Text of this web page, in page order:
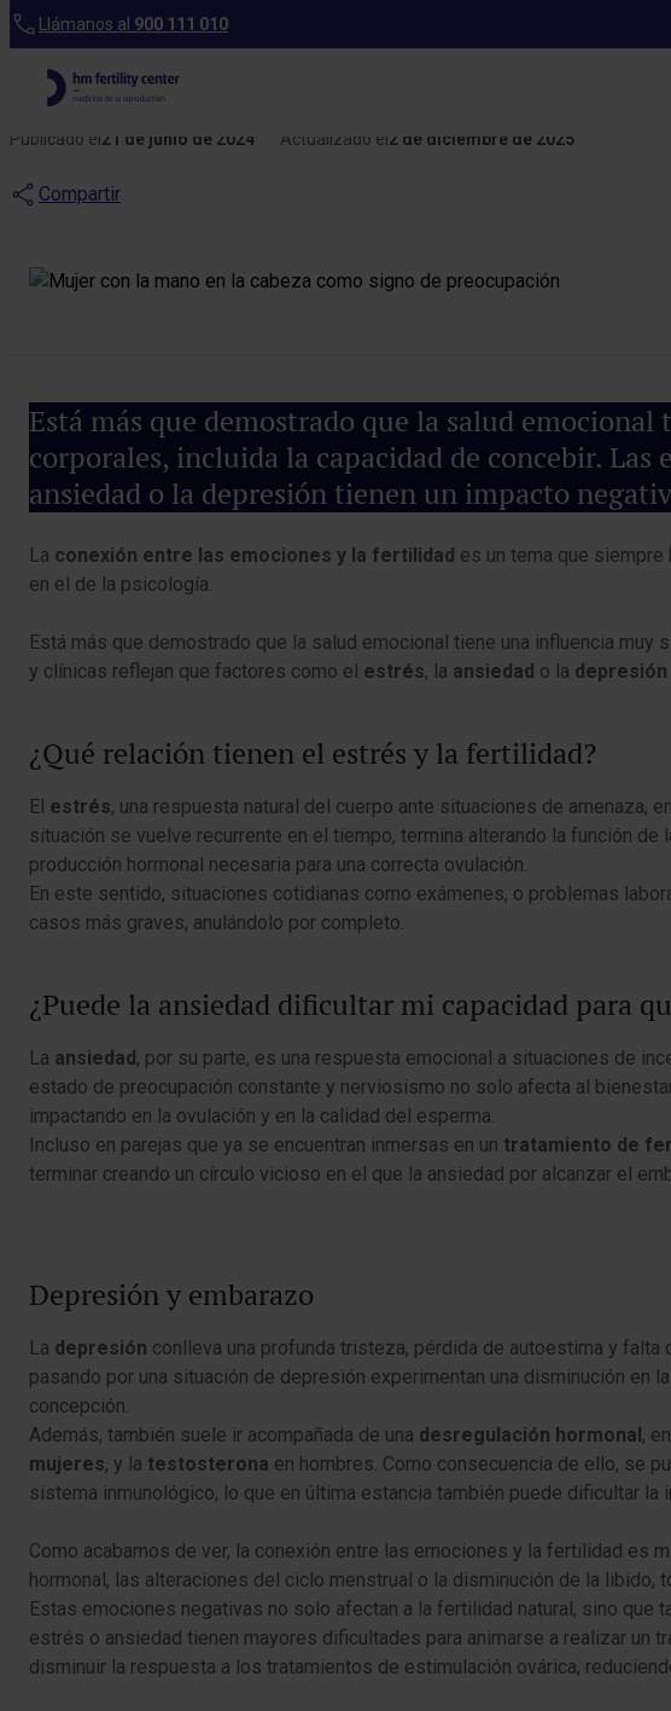
Llámanos al 900 111 010
Blog
¿Cómo afectan las
Publicado el21 de junio de 2024 Actualizado el2 de diciembre de 2025
Compartir
Está más que demostrado que la salud
corporales, incluida la capacidad de concebir.
ansiedad o la depresión tienen un impacto
La conexión entre las emociones y la fertilidad es un tema que
en el de la psicología.
Está más que demostrado que la salud emocional tiene una influencia
y clínicas reflejan que factores como el estrés, la ansiedad o la depresión
¿Qué relación tienen el estrés y la fertilidad?
El estrés, una respuesta natural del cuerpo ante situaciones de amenaza,
situación se vuelve recurrente en el tiempo, termina alterando la función
producción hormonal necesaria para una correcta ovulación.
En este sentido, situaciones cotidianas como exámenes, o problemas
casos más graves, anulándolo por completo.
¿Puede la ansiedad dificultar mi capacidad para
La ansiedad , por su parte, es una respuesta emocional a situaciones de
estado de preocupación constante y nerviosismo no solo afecta al
impactando en la ovulación y en la calidad del esperma.
Incluso en parejas que ya se encuentran inmersas en un tratamiento de
terminar creando un círculo vicioso en el que la ansiedad por alcanzar el
Depresión y embarazo
La depresión conlleva una profunda tristeza, pérdida de autoestima y
pasando por una situación de depresión experimentan una disminución
concepción.
Además, también suele ir acompañada de una desregulación hormonal ,
mujeres, y la testosterona en hombres. Como consecuencia de ello, se
sistema inmunológico, lo que en última estancia también puede dificultar
Como acabamos de ver, la conexión entre las emociones y la fertilidad
hormonal, las alteraciones del ciclo menstrual o la disminución de la
Estas emociones negativas no solo afectan a la fertilidad natural, sino que
estrés o ansiedad tienen mayores dificultades para animarse a realizar un
disminuir la respuesta a los tratamientos de estimulación ovárica,